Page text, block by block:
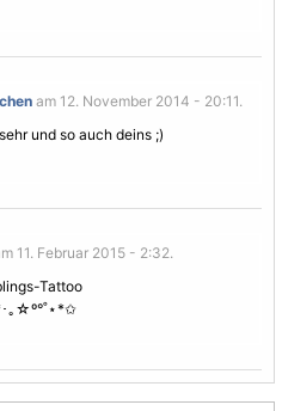
am 12. November 2014 - 20:11.
und so auch deins ;)
11. Februar 2015 - 2:32.
Tattoo
｡☆º°˚⋆*✩